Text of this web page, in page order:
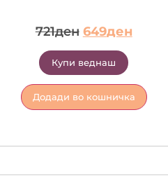
721ден 649ден
Купи веднаш
Додади во кошничка